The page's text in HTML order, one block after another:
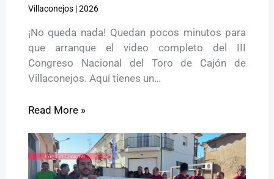
Villaconejos|2026
¡No queda nada! Quedan pocos minutos para
que arranque el video completo del III
Congreso Nacional del Toro de Cajón de
Villaconejos. Aquí tienes un…
Read More »